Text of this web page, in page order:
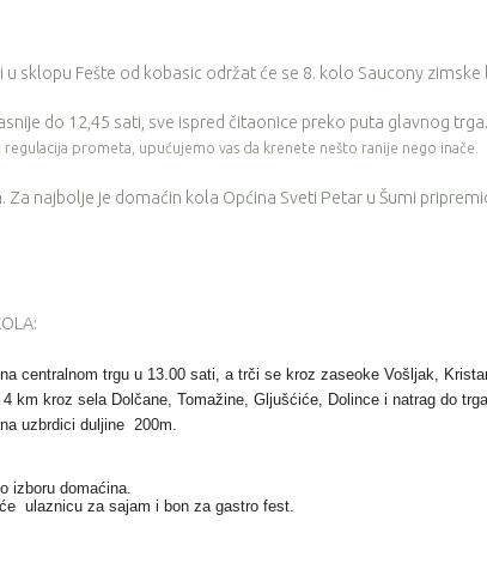
u sklopu Fešte od kobasic održat će se 8. kolo Saucony zimske
do 12,45 sati, sve ispred čitaonice preko puta glavnog
prometa, upućujemo vas da krenete nešto ranije nego inače.
Za najbolje je domaćin kola Općina Sveti Petar u Šumi
centralnom trgu u 13.00 sati, a trči se kroz zaseoke Vošljak,
km kroz sela Dolčane, Tomažine, Gljušćiće, Dolince i natrag do
uzbrdici duljine 200m.
izboru domaćina.
ulaznicu za sajam i bon za gastro fest.